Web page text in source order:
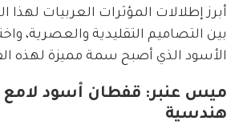
أبرز إطلالات المؤثرات العربيات لهذا
بين التصاميم التقليدية والعصرية،
الأسود الذي أصبح سمة مميزة لهذه
ميس عنبر: قفطان أسود لامع
هندسية